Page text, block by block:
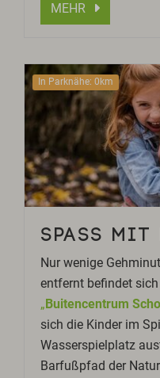
MEHR
In Parknähe: 0km
SPASS MIT
Nur wenige
entfernt befindet
„ Buitencentrum
sich die Kinder im
Wasserspielplatz
Barfußpfad der